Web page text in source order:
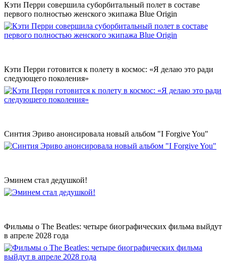
Кэти Перри совершила суборбитальный полет в составе
первого полностью женского экипажа Blue Origin
Кэти Перри готовится к полету в космос: «Я делаю это ради
следующего поколения»
Синтия Эриво анонсировала новый альбом "I Forgive You"
Эминем стал дедушкой!
Фильмы о The Beatles: четыре биографических фильма выйдут
в апреле 2028 года